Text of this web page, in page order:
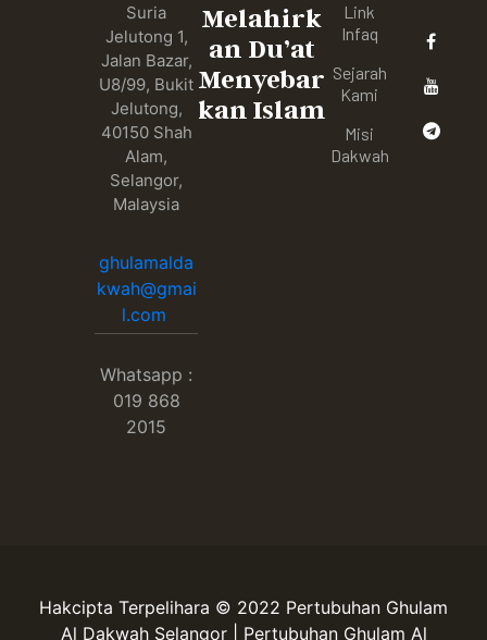
Suria
Jelutong 1,
Jalan Bazar,
U8/99, Bukit
Jelutong,
40150 Shah
Alam,
Selangor,
Malaysia
ghulamalda
kwah@gmai
l.com
Whatsapp :
019 868
2015
Melahirk
an Du’at
Menyebar
kan Islam
Link
Infaq
Sejarah
Kami
Misi
Dakwah
Hakcipta Terpelihara © 2022 Pertubuhan Ghulam
Al Dakwah Selangor | Pertubuhan Ghulam Al